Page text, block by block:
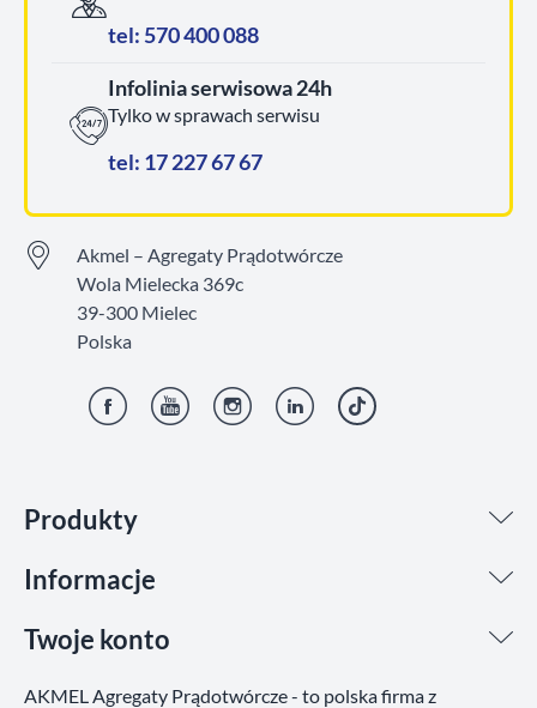
Produkty
Informacje
Twoje konto
tel: 570 400 088
Infolinia serwisowa 24h
Tylko w sprawach serwisu
tel: 17 227 67 67
Akmel – Agregaty Prądotwórcze
Wola Mielecka 369c
39-300 Mielec
Polska
AKMEL Agregaty Prądotwórcze - to polska firma z